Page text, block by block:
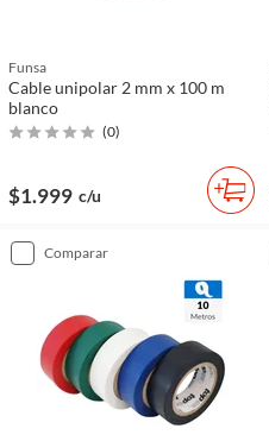
Funsa
Cable unipolar 2 mm x 100 m
blanco
(0)
$1.999 c/u
comparar